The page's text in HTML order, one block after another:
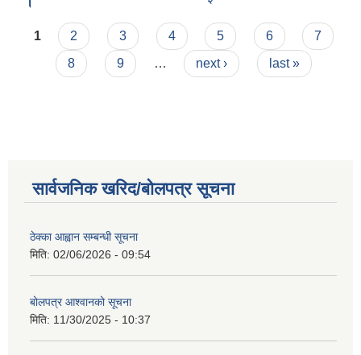
Pages
1 2 3 4 5 6
7
8
9 … next › last »
सार्वजनिक खरिद/बोलपत्र सूचना
ठेक्का आह्वान सम्बन्धी सूचना
मिति: 02/06/2026 - 09:54
बोलपत्र आश्वानको सूचना
मिति: 11/30/2025 - 10:37